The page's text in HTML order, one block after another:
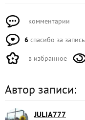
комментарии
6 спасибо за запись
в избранное
Автор записи:
JULIA777